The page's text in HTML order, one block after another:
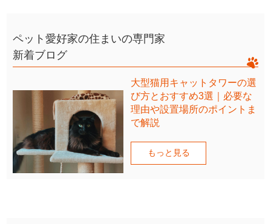
ペット愛好家の住まいの専門家
新着ブログ
大型猫用キャットタワーの選
び方とおすすめ3選｜必要な
理由や設置場所のポイントま
で解説
もっと見る